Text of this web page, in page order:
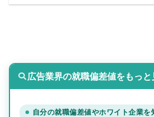
広告業界の就職偏差値をもっと
自分の就職偏差値やホワイト企業を